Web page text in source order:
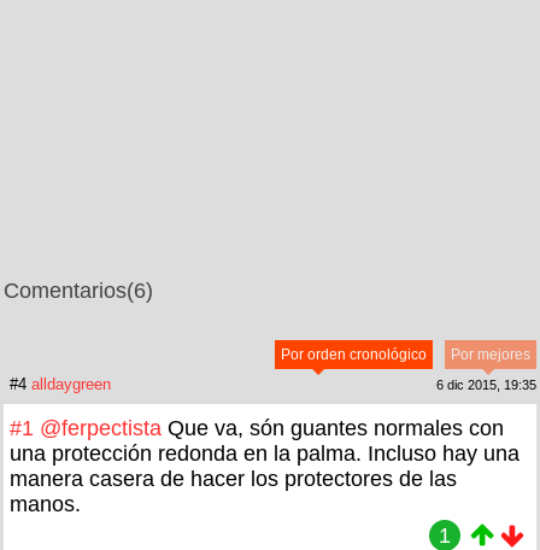
Comentarios(6)
Por mejores
Por orden cronológico
#4 alldaygreen 6 dic 2015, 19:35
#1 @ferpectista Que va, són guantes normales con
una protección redonda en la palma. Incluso hay una
manera casera de hacer los protectores de las
manos.
1